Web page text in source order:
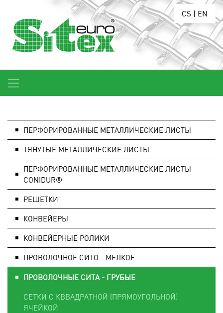
CS | EN
ПЕРФОРИРОВАННЫЕ МЕТАЛЛИЧЕСКИЕ ЛИСТЫ
ТЯНУТЫЕ МЕТАЛЛИЧЕСКИЕ ЛИСТЫ
ПЕРФОРИРОВАННЫЕ МЕТАЛЛИЧЕСКИЕ ЛИСТЫ
CONIDUR®
РЕШЕТКИ
КОНВЕЙЕРЫ
КОНВЕЙЕРНЫЕ РОЛИКИ
ПРОВОЛОЧНОЕ СИТО - МЕЛКОЕ
ПРОВОЛОЧНЫЕ СИТА - ГРУБЫЕ
СЕТКИ С КВВАДРАТНОЙ (ПРЯМОУГОЛЬНОЙ)
ЯЧЕЙКОЙ